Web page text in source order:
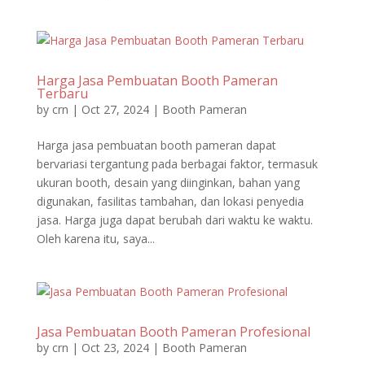
Harga Jasa Pembuatan Booth Pameran
Terbaru
by crn | Oct 27, 2024| Booth Pameran
Harga jasa pembuatan booth pameran dapat
bervariasi tergantung pada berbagai faktor, termasuk
ukuran booth, desain yang diinginkan, bahan yang
digunakan, fasilitas tambahan, dan lokasi penyedia
jasa. Harga juga dapat berubah dari waktu ke waktu.
Oleh karena itu, saya...
Jasa Pembuatan Booth Pameran Profesional
by crn | Oct 23, 2024| Booth Pameran